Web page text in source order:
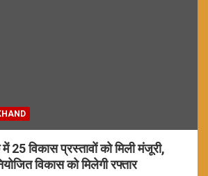
25 विकास प्रस्तावों को मिली मंजूरी,
विकास को मिलेगी रफ्तार